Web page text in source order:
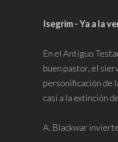
Isegrim - Ya a la
En el Antiguo
buen pastor, el
personificación de
casi a la extinción
A. Blackwar